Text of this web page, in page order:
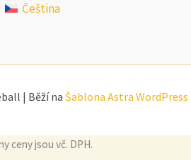
Čeština
| Běží na Šablona Astra WordPress
ceny jsou vč. DPH.